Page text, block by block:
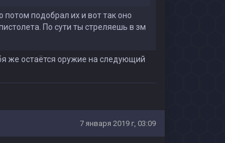
потом подобрал их и вот так оно
По сути ты стреляешь в зм
же остаётся оружие на следующий
7 января 2019 г, 03:09